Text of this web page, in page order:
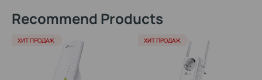
Recommend Products
ХИТ ПРОДАЖ ХИТ ПРОДАЖ